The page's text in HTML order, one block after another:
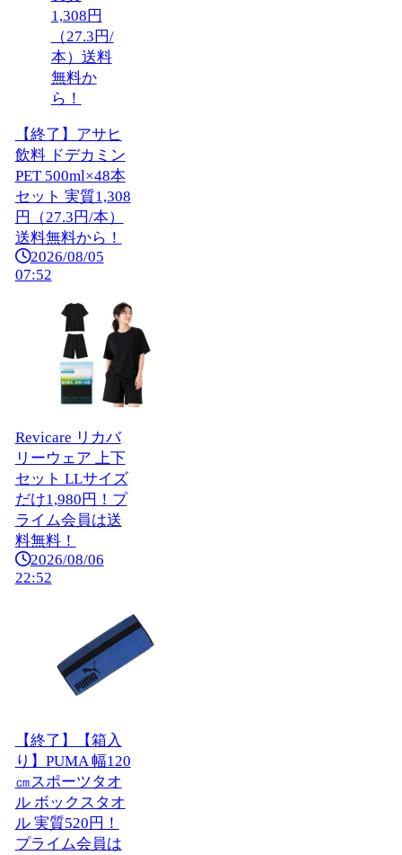
【終了】アサヒ
飲料 ドデカミン
PET 500ml×48本
セット 実質1,308
円（27.3円/本）
送料無料から！
2026/08/05
07:52
Revicare リカバ
リーウェア 上下
セット LLサイズ
だけ1,980円！プ
ライム会員は送
料無料！
2026/08/06
22:52
【終了】【箱入
り】PUMA 幅120
㎝スポーツタオ
ル ボックスタオ
ル 実質520円！
プライム会員は